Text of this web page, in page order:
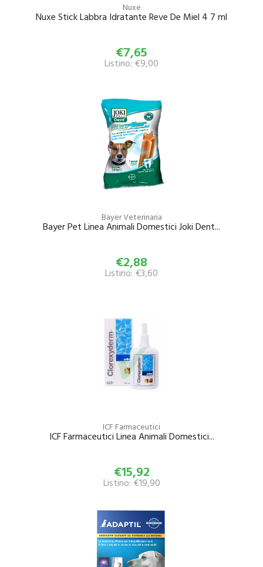
Nuxe
Nuxe Stick Labbra Idratante Reve De Miel 4 7 ml
€7,65
Listino: €9,00
Bayer Veterinaria
Bayer Pet Linea Animali Domestici Joki Dent...
€2,88
Listino: €3,60
ICF Farmaceutici
ICF Farmaceutici Linea Animali Domestici...
€15,92
Listino: €19,90